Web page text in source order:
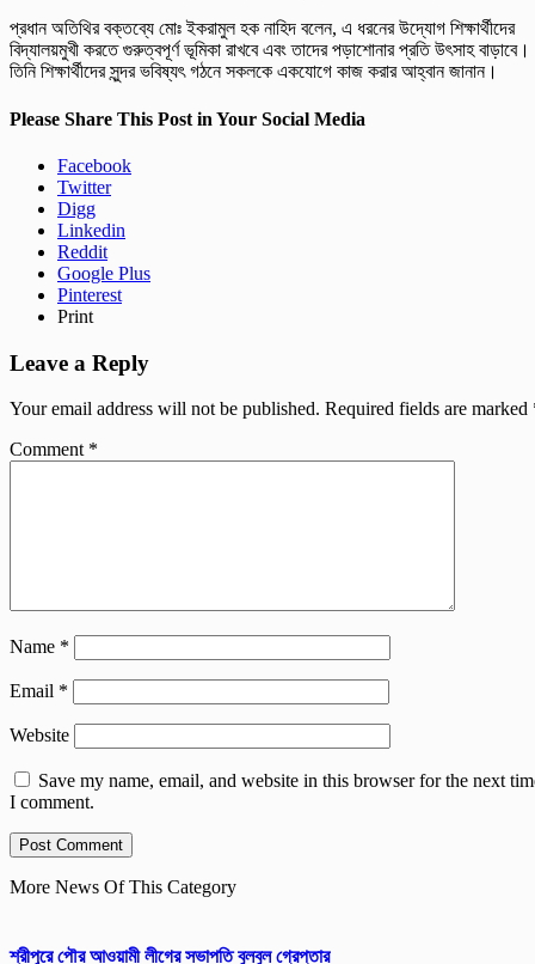
প্রধান অতিথির বক্তব্যে মোঃ ইকরামুল হক নাহিদ বলেন, এ ধরনের উদ্যোগ শিক্ষার্থীদের
বিদ্যালয়মুখী করতে গুরুত্বপূর্ণ ভূমিকা রাখবে এবং তাদের পড়াশোনার প্রতি উৎসাহ বাড়াবে।
তিনি শিক্ষার্থীদের সুন্দর ভবিষ্যৎ গঠনে সকলকে একযোগে কাজ করার আহ্বান জানান।
Please Share This Post in Your Social Media
Facebook
Twitter
Digg
Linkedin
Reddit
Google Plus
Pinterest
Print
Leave a Reply
Your email address will not be published. Required fields are marked
Comment *
Name *
Email *
Website
Save my name, email, and website in this browser for the next
I comment.
More News Of This Category
শ্রীপুরে পৌর আওয়ামী লীগের সভাপতি বুলবুল গ্রেপ্তার